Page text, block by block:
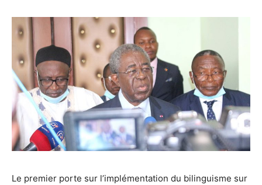
Le premier porte sur l’implémentation du bilinguisme sur